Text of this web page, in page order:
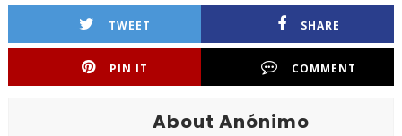
TWEET SHARE
PIN IT COMMENT
About Anónimo